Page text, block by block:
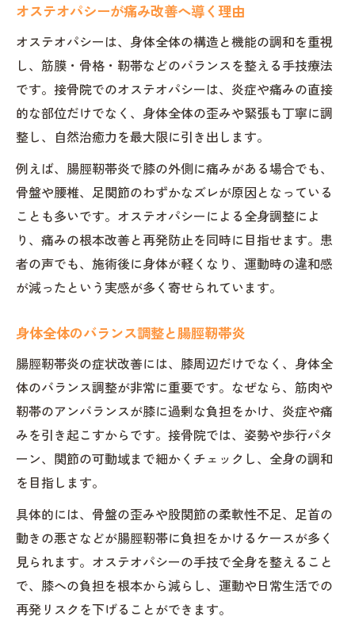
オステオパシーと一般的施術の違い比較
根本改善のために接骨院が選ばれる理由
腸脛靭帯炎の早期回復を目指す施術体制
腸脛靭帯炎の痛み緩和に役立つセルフケアのコ
ツ
筋肉ほぐしとストレッチの正しい実践法
腸脛靭帯炎やってはいけないことの注意
湿布や低周波治療器の使い方ポイント
日常生活でできる腸脛靭帯炎予防策
腸脛靭帯炎と再発予防の最新ストレッチ指導
柔軟性向上を目指すストレッチのコツ
腸脛靭帯炎再発を防ぐ日常の注意点
ストレッチで筋膜・靭帯への負担を軽減
運動前後のケアが再発予防のポイント
オステオパシーが痛み改善へ導く理由
オステオパシーは、身体全体の構造と機能の調和を重視
し、筋膜・骨格・靭帯などのバランスを整える手技療法
です。接骨院でのオステオパシーは、炎症や痛みの直接
的な部位だけでなく、身体全体の歪みや緊張も丁寧に調
整し、自然治癒力を最大限に引き出します。
例えば、腸脛靭帯炎で膝の外側に痛みがある場合でも、
骨盤や腰椎、足関節のわずかなズレが原因となっている
ことも多いです。オステオパシーによる全身調整によ
り、痛みの根本改善と再発防止を同時に目指せます。患
者の声でも、施術後に身体が軽くなり、運動時の違和感
が減ったという実感が多く寄せられています。
身体全体のバランス調整と腸脛靭帯炎
腸脛靭帯炎の症状改善には、膝周辺だけでなく、身体全
体のバランス調整が非常に重要です。なぜなら、筋肉や
靭帯のアンバランスが膝に過剰な負担をかけ、炎症や痛
みを引き起こすからです。接骨院では、姿勢や歩行パタ
ーン、関節の可動域まで細かくチェックし、全身の調和
を目指します。
具体的には、骨盤の歪みや股関節の柔軟性不足、足首の
動きの悪さなどが腸脛靭帯に負担をかけるケースが多く
見られます。オステオパシーの手技で全身を整えること
で、膝への負担を根本から減らし、運動や日常生活での
再発リスクを下げることができます。